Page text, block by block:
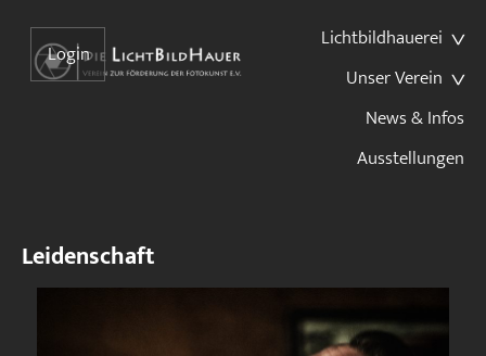
Lichtbildhauerei
Unser Verein
News & Infos
Ausstellungen
Login
Leidenschaft